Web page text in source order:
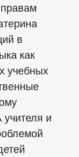
в
как
учебных
и